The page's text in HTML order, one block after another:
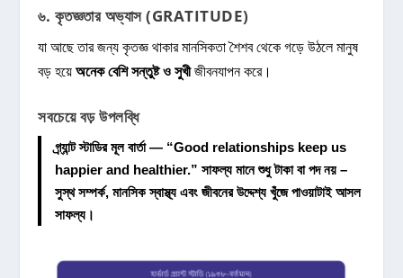
৬. কৃতজ্ঞতার অভ্যাস (GRATITUDE)
যা আছে তার জন্য কৃতজ্ঞ থাকার মানসিকতা শৈশব থেকে গড়ে উঠলে মানুষ
বড় হয়েঅনেক বেশি সন্তুষ্ট ও সুখীজীবনযাপন করে।
সবচেয়ে বড় উপলব্ধি
গ্র্যান্ট স্টাডির মূল বার্তা — “Good relationships keep us
happier and healthier.” সাফল্য মানে শুধু টাকা বা পদ নয় –
সুস্থ সম্পর্ক, মানসিক স্বাস্থ্য এবং জীবনের উদ্দেশ্য খুঁজে পাওয়াটাই আসল
সাফল্য।